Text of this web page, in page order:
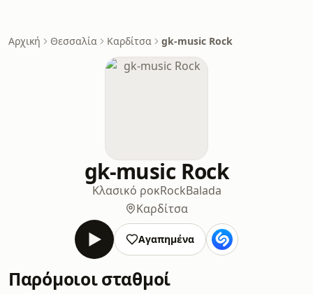
Αρχική Θεσσαλία Καρδίτσα gk-music Rock
gk-music Rock
Κλασικό ροκRockBalada
Καρδίτσα
Αγαπημένα
Παρόμοιοι σταθμοί